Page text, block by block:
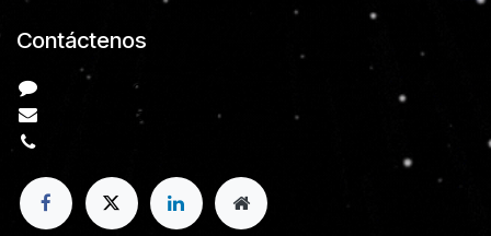
Contáctenos
Contáctenos
info@e-Xpansion.com